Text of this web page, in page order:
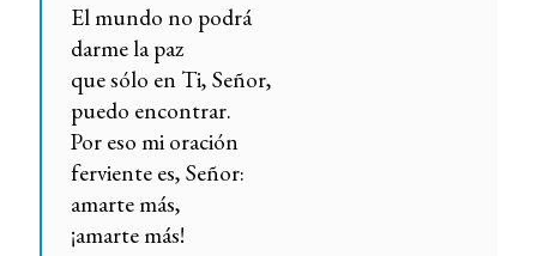
El mundo no podrá
darme la paz
que sólo en Ti, Señor,
puedo encontrar.
Por eso mi oración
ferviente es, Señor:
amarte más,
¡amarte más!